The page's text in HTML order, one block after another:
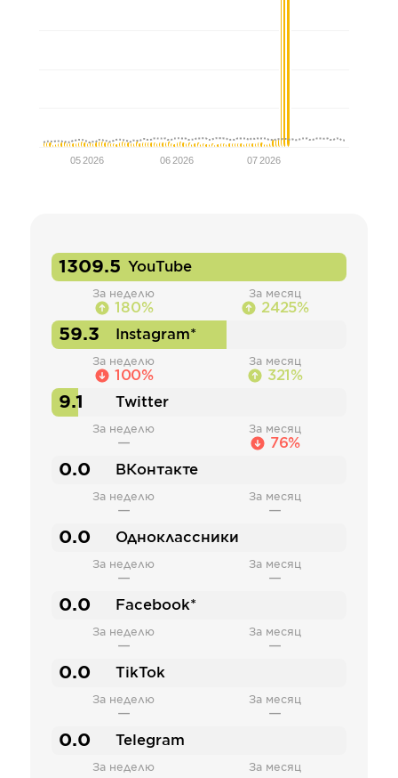
05 2026 06 2026 07 2026
1309.5 YouTube
За неделю
180%
За месяц
2425%
59.3 Instagram*
За неделю
100%
За месяц
321%
9.1 Twitter
За неделю
—
За месяц
76%
0.0 ВКонтакте
За неделю
—
За месяц
—
0.0 Одноклассники
За неделю
—
За месяц
—
0.0 Facebook*
За неделю
—
За месяц
—
0.0 TikTok
За неделю
—
За месяц
—
0.0 Telegram
За неделю За месяц